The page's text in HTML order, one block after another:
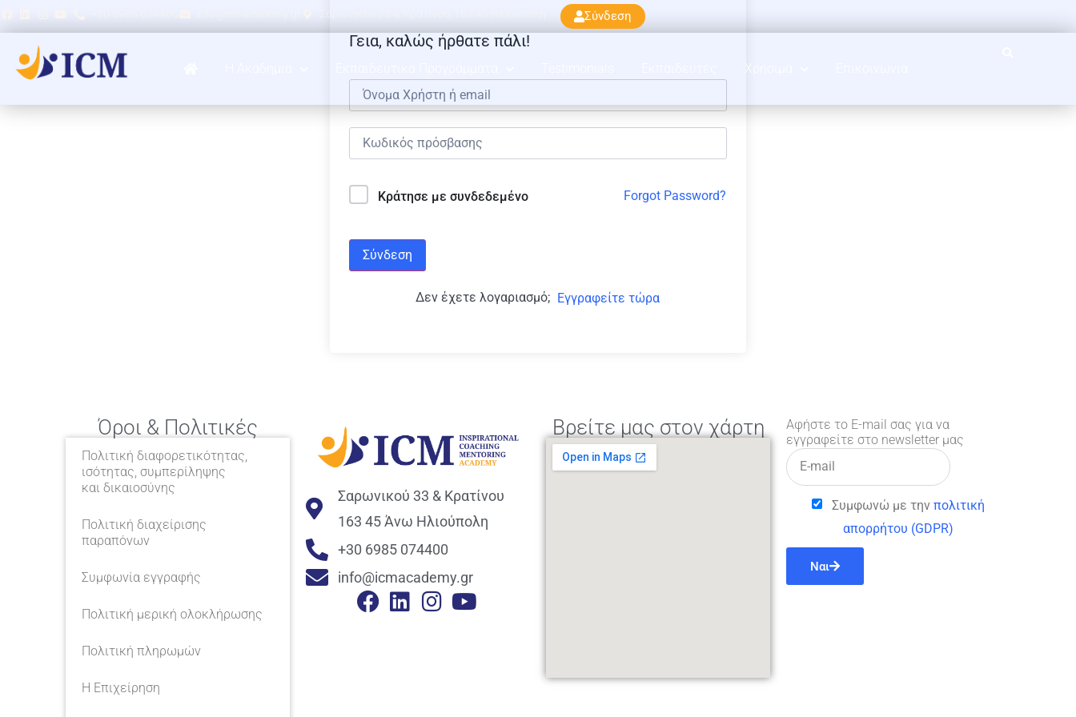
Σύνδεση
Χρήσιμα
Γεια, καλώς ήρθατε πάλι!
Κράτησε με συνδεδεμένο Forgot Password?
Σύνδεση
Δεν έχετε λογαριασμό; Εγγραφείτε τώρα
Όροι & Πολιτικές
Πολιτική διαφορετικότητας,
ισότητας, συμπερίληψης
και δικαιοσύνης
Πολιτική διαχείρισης
παραπόνων
Συμφωνία εγγραφής
Πολιτική μερική ολοκλήρωσης
Πολιτική πληρωμών
Η Επιχείρηση
Σαρωνικού 33 & Κρατίνου
163 45 Άνω Ηλιούπολη
+30 6985 074400
info@icmacademy.gr
Βρείτε μας στον χάρτη
Αφήστε το E-mail σας για να
εγγραφείτε στο newsletter μας
Συμφωνώ με την πολιτική
απορρήτου (GDPR)
Ναι